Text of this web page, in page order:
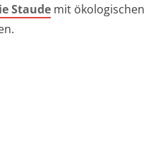
Staude mit ökologischen